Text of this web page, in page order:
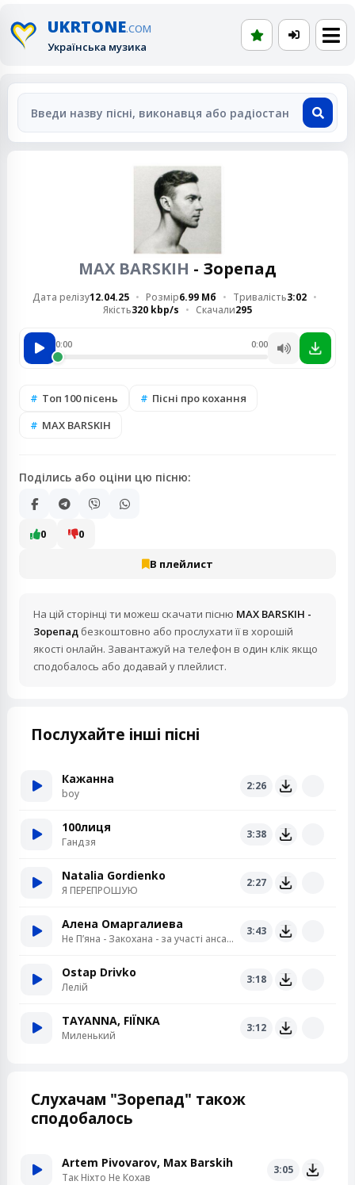
UKRTONE.COM
Українська музика
MAX BARSKIH - Зорепад
Дата релізу12.04.25 Розмір6.99 Мб Тривалість3:02
Якість320 kbp/s Скачали295
0:00 0:00
Топ 100 пісень
Пісні про кохання
MAX BARSKIH
Поділись або оціни цю пісню:
0 0
В плейлист
На цій сторінці ти можеш скачати пісню MAX BARSKIH -
Зорепад безкоштовно або прослухати її в хорошій
якості онлайн. Завантажуй на телефон в один клік якщо
сподобалось або додавай у плейлист.
Послухайте інші пісні
Кажанна
boy
2:26
100лиця
Гандзя
3:38
Natalia Gordienko
Я ПЕРЕПРОШУЮ
2:27
Алена Омаргалиева
Не Пʼяна - Закохана - за участі ансамблю «Кралиця»
3:43
Ostap Drivko
Лелій
3:18
TAYANNA, FIЇNKA
Миленький
3:12
Слухачам "Зорепад" також
сподобалось
Artem Pivovarov, Max Barskih
Так Ніхто Не Кохав
3:05